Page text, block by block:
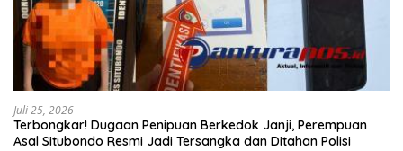
Juli 25, 2026
Terbongkar! Dugaan Penipuan Berkedok Janji, Perempuan
Asal Situbondo Resmi Jadi Tersangka dan Ditahan Polisi